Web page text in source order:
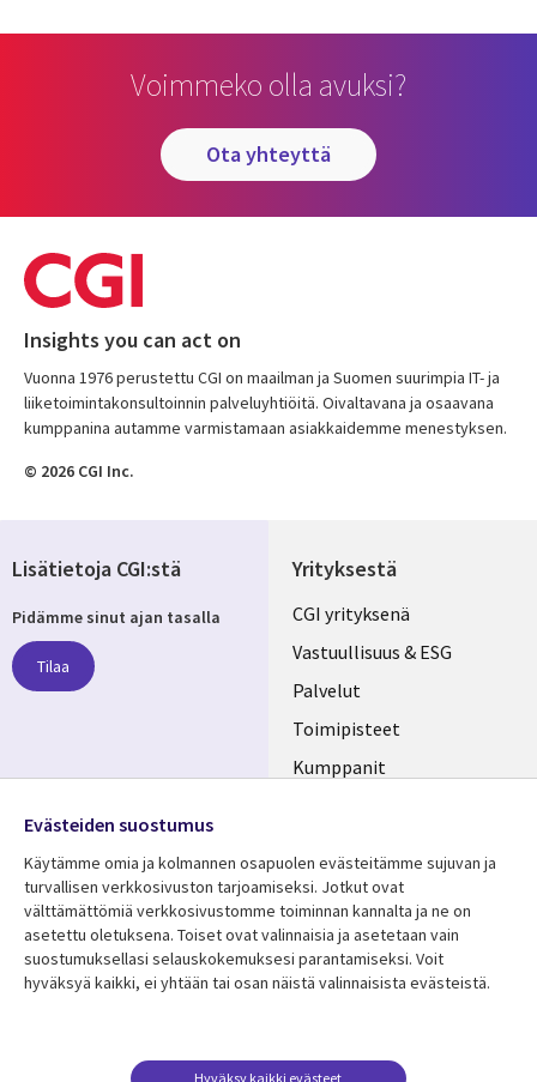
Voimmeko olla avuksi?
ota yhteyttä
Insights you can act on
Vuonna 1976 perustettu CGI on maailman ja Suomen suurimpia IT- ja
liiketoimintakonsultoinnin palveluyhtiöitä. Oivaltavana ja osaavana
kumppanina autamme varmistamaan asiakkaidemme menestyksen.
© 2026 CGI Inc.
Yrityksestä
Useful
links
FINLAND
CGI yrityksenä
Vastuullisuus & ESG
Palvelut
Toimipisteet
Kumppanit
Resurssikeskus
Library
Asiakastarinat
Lisätietoa
Legal
Tietosuoja
Käyttöehdot
Lisätietoja CGI:stä
Pidämme sinut ajan tasalla
Tilaa
Media
FINLAND
Evästeiden suostumus
Käytämme omia ja kolmannen osapuolen evästeitämme sujuvan ja
turvallisen verkkosivuston tarjoamiseksi. Jotkut ovat
välttämättömiä verkkosivustomme toiminnan kannalta ja ne on
asetettu oletuksena. Toiset ovat valinnaisia ​​ja asetetaan vain
suostumuksellasi selauskokemuksesi parantamiseksi. Voit
hyväksyä kaikki, ei yhtään tai osan näistä valinnaisista evästeistä.
Hyväksy kaikki evästeet